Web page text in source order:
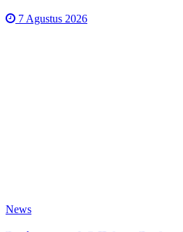
7 Agustus 2026
News